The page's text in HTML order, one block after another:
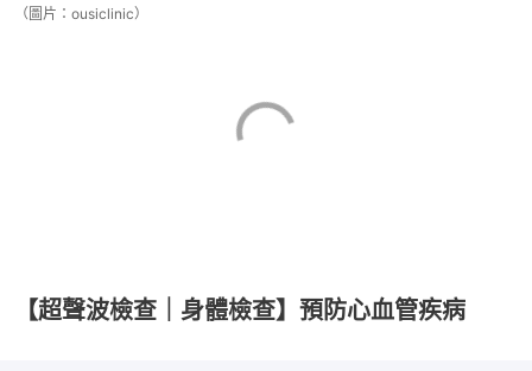
（圖片：ousiclinic）
【超聲波檢查｜身體檢查】預防心血管疾病